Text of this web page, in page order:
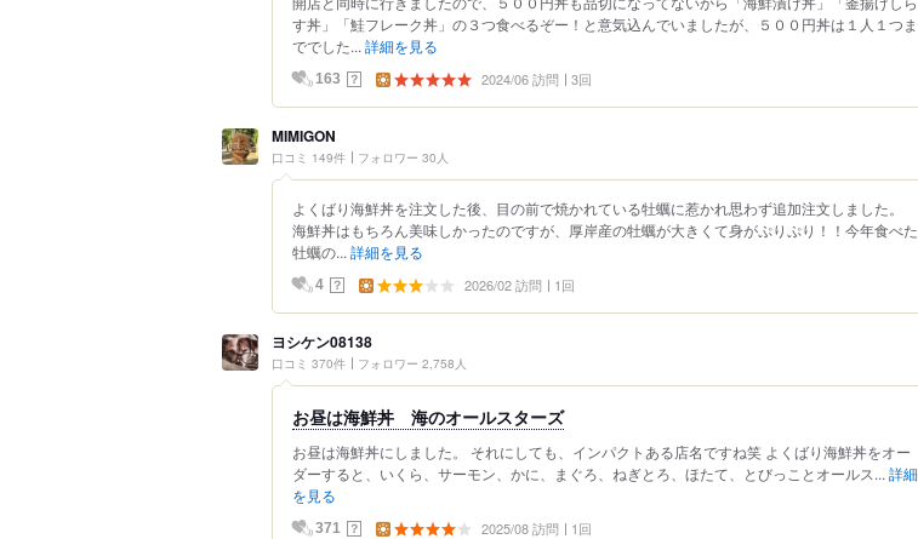
す丼」「鮭フレーク丼」の３つ食べるぞー！と意気込んでいましたが、５００円丼は１人１つま
ででした... 詳細を見る
163 ？ 2024/06 訪問 3回
MIMIGON
口コミ 149件 フォロワー 30人
よくばり海鮮丼を注文した後、目の前で焼かれている牡蠣に惹かれ思わず追加注文しました。
海鮮丼はもちろん美味しかったのですが、厚岸産の牡蠣が大きくて身がぷりぷり！！今年食べた
牡蠣の... 詳細を見る
4 ？ 2026/02 訪問 1回
ヨシケン08138
口コミ 370件 フォロワー 2,758人
お昼は海鮮丼 海のオールスターズ
お昼は海鮮丼にしました。 それにしても、インパクトある店名ですね笑 よくばり海鮮丼をオー
ダーすると、いくら、サーモン、かに、まぐろ、ねぎとろ、ほたて、とびっことオールス... 詳細
を見る
371 ？ 2025/08 訪問 1回